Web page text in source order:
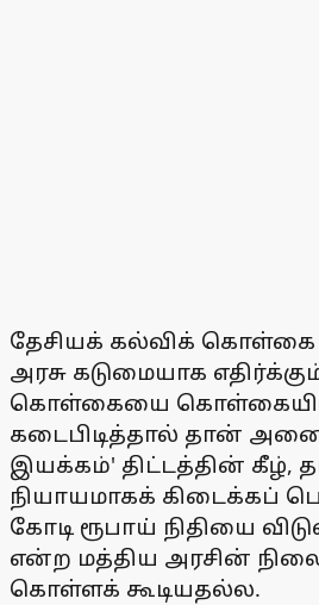
தேசியக் கல்விக் கொள்கை
அரசு கடுமையாக
கொள்கையை
கடைபிடித்தால் தான்
இயக்கம்' திட்டத்தின் கீழ்,
நியாயமாகக் கிடைக்கப்
கோடி ரூபாய் நிதியை
என்ற மத்திய அரசின்
கொள்ளக் கூடியதல்ல.